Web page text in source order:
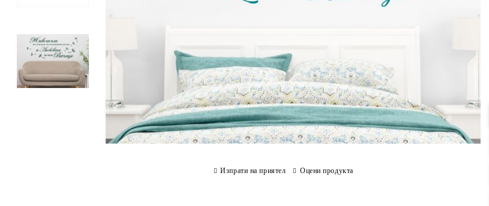
Изпрати на приятел Оцени продукта